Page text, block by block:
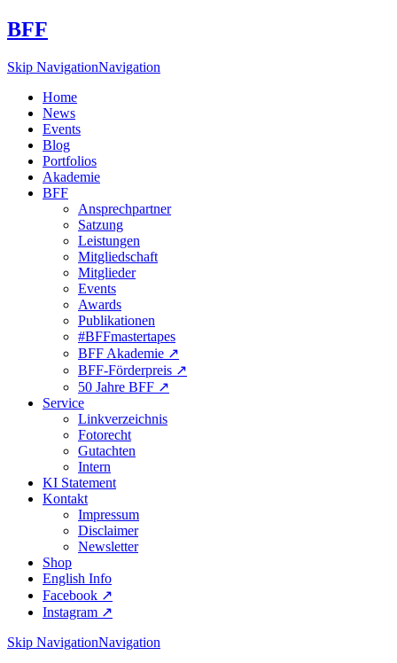
BFF
Skip NavigationNavigation
Home
News
Events
Blog
Portfolios
Akademie
BFF
Ansprechpartner
Satzung
Leistungen
Mitgliedschaft
Mitglieder
Events
Awards
Publikationen
#BFFmastertapes
BFF Akademie ↗︎
BFF-Förderpreis ↗︎
50 Jahre BFF ↗︎
Service
Linkverzeichnis
Fotorecht
Gutachten
Intern
KI Statement
Kontakt
Impressum
Disclaimer
Newsletter
Shop
English Info
Facebook ↗︎
Instagram ↗︎
Skip NavigationNavigation